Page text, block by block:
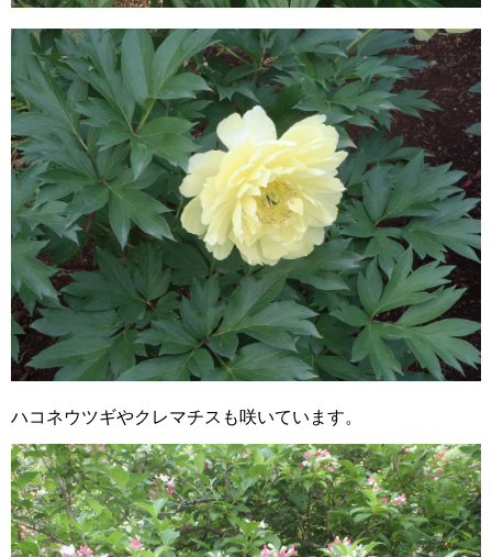
ハコネウツギやクレマチスも咲いています。